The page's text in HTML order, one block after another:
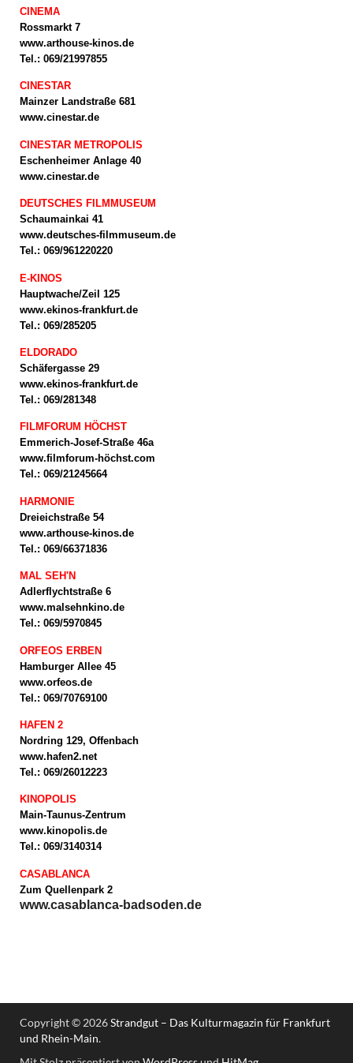
CINEMA
Rossmarkt 7
www.arthouse-kinos.de
Tel.: 069/21997855
CINESTAR
Mainzer Landstraße 681
www.cinestar.de
CINESTAR METROPOLIS
Eschenheimer Anlage 40
www.cinestar.de
DEUTSCHES FILMMUSEUM
Schaumainkai 41
www.deutsches-filmmuseum.de
Tel.: 069/961220220
E-KINOS
Hauptwache/Zeil 125
www.ekinos-frankfurt.de
Tel.: 069/285205
ELDORADO
Schäfergasse 29
www.ekinos-frankfurt.de
Tel.: 069/281348
FILMFORUM HÖCHST
Emmerich-Josef-Straße 46a
www.filmforum-höchst.com
Tel.: 069/21245664
HARMONIE
Dreieichstraße 54
www.arthouse-kinos.de
Tel.: 069/66371836
MAL SEH'N
Adlerflychtstraße 6
www.malsehnkino.de
Tel.: 069/5970845
ORFEOS ERBEN
Hamburger Allee 45
www.orfeos.de
Tel.: 069/70769100
HAFEN 2
Nordring 129, Offenbach
www.hafen2.net
Tel.: 069/26012223
KINOPOLIS
Main-Taunus-Zentrum
www.kinopolis.de
Tel.: 069/3140314
CASABLANCA
Zum Quellenpark 2
www.casablanca-badsoden.de
Copyright © 2026Strandgut – Das Kulturmagazin für Frankfurt
und Rhein-Main.